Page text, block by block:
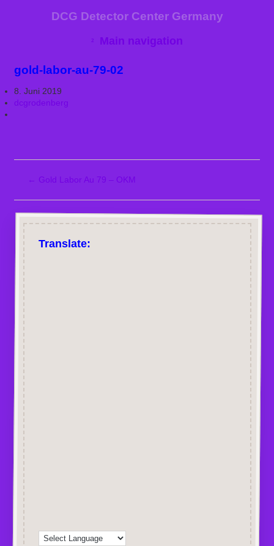
DCG Detector Center Germany
Main navigation
gold-labor-au-79-02
8. Juni 2019
dcgrodenberg
← Gold Labor Au 79 – OKM
Translate: